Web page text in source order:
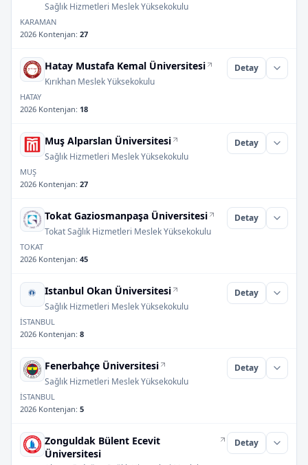
Sağlık Hizmetleri Meslek Yüksekokulu
KARAMAN
2026 Kontenjan: 27
Hatay Mustafa Kemal Üniversitesi
Kırıkhan Meslek Yüksekokulu
Detay
HATAY
2026 Kontenjan: 18
Muş Alparslan Üniversitesi
Sağlık Hizmetleri Meslek Yüksekokulu
Detay
MUŞ
2026 Kontenjan: 27
Tokat Gaziosmanpaşa Üniversitesi
Tokat Sağlık Hizmetleri Meslek Yüksekokulu
Detay
TOKAT
2026 Kontenjan: 45
Istanbul Okan Üniversitesi
Sağlık Hizmetleri Meslek Yüksekokulu
Detay
İSTANBUL
2026 Kontenjan: 8
Fenerbahçe Üniversitesi
Sağlık Hizmetleri Meslek Yüksekokulu
Detay
İSTANBUL
2026 Kontenjan: 5
Zonguldak Bülent Ecevit
Üniversitesi
Detay